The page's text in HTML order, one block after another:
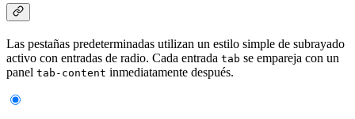
Las pestañas predeterminadas utilizan un estilo simple de subrayado
activo con entradas de radio. Cada entrada tab se empareja con un
panel tab-content inmediatamente después.